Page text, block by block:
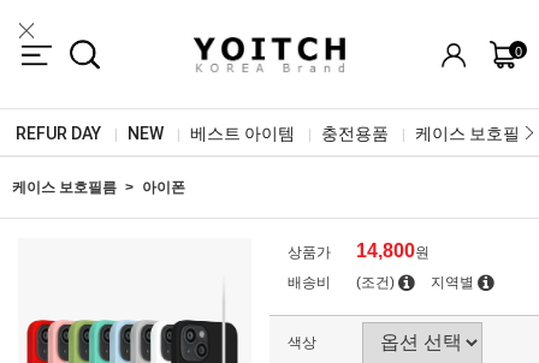
0
REFUR DAY NEW 베스트 아이템 충전용품 케이스 보호필름
케이스 보호필름 아이폰
상품가 14,800원
배송비
(조건) 지역별
색상